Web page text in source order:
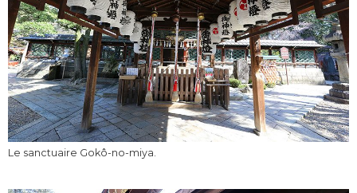
Le sanctuaire Gokô-no-miya.